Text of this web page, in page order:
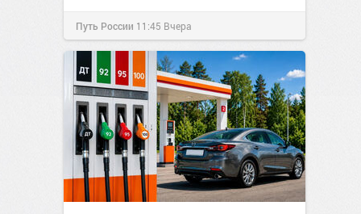
Путь России 11:45 Вчера